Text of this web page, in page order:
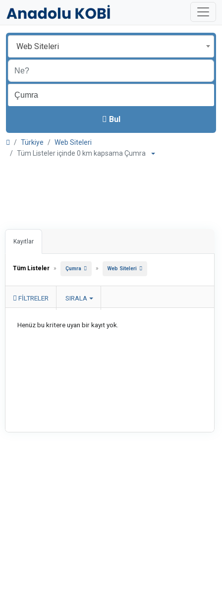
Web Siteleri
Bul
Türkiye
Web Siteleri
Tüm Listeler içinde 0 km kapsama Çumra
Kayıtlar
Tüm Listeler » Çumra » Web Siteleri
FILTRELER SIRALA
Henüz bu kritere uyan bir kayıt yok.